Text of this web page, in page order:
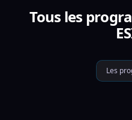
Tous les
Les